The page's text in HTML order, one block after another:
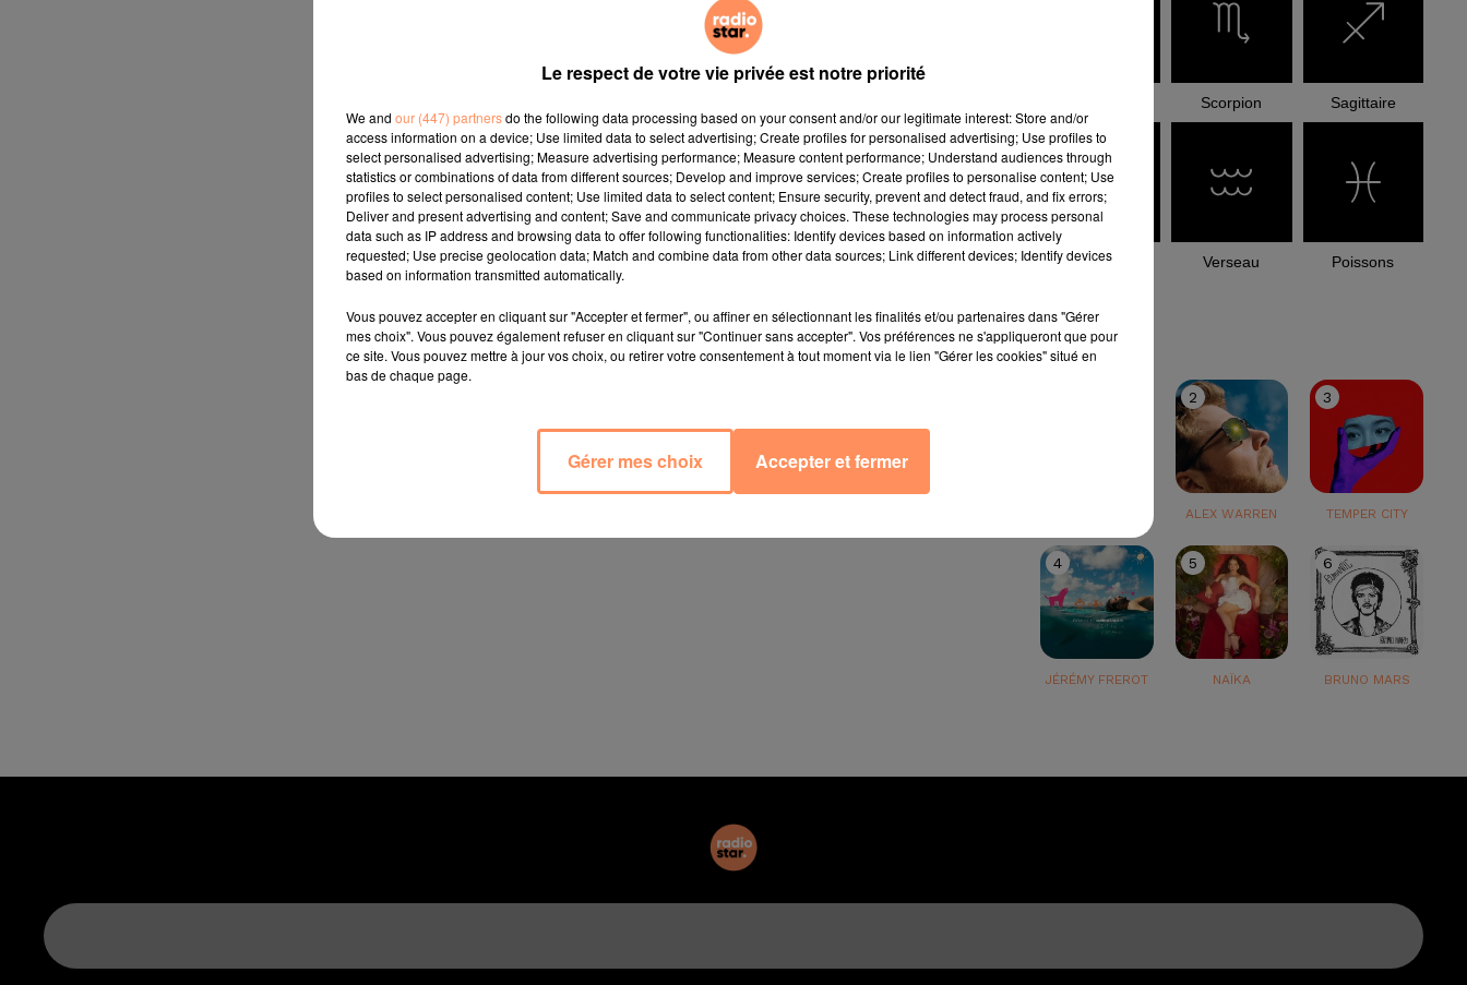
Scorpion Sagittaire
Capricorne Verseau Poissons
le top
2
ALEX WARREN
3
TEMPER CITY
4
JÉRÉMY FREROT
5
NAÏKA
6
BRUNO MARS
Le respect de votre vie privée est notre priorité
We and our (447) partnersdo the following data processing based on your consent and/or our legitimate interest: Store and/or
access information on a device; Use limited data to select advertising; Create profiles for personalised advertising; Use profiles to
select personalised advertising; Measure advertising performance; Measure content performance; Understand audiences through
statistics or combinations of data from different sources; Develop and improve services; Create profiles to personalise content; Use
profiles to select personalised content; Use limited data to select content; Ensure security, prevent and detect fraud, and fix errors;
Deliver and present advertising and content; Save and communicate privacy choices. These technologies may process personal
data such as IP address and browsing data to offer following functionalities: Identify devices based on information actively
requested; Use precise geolocation data; Match and combine data from other data sources; Link different devices; Identify devices
based on information transmitted automatically.
Vous pouvez accepter en cliquant sur "Accepter et fermer", ou affiner en sélectionnant les finalités et/ou partenaires dans "Gérer
mes choix". Vous pouvez également refuser en cliquant sur "Continuer sans accepter". Vos préférences ne s'appliqueront que pour
ce site. Vous pouvez mettre à jour vos choix, ou retirer votre consentement à tout moment via le lien "Gérer les cookies" situé en
bas de chaque page.
Gérer mes choix Accepter et fermer